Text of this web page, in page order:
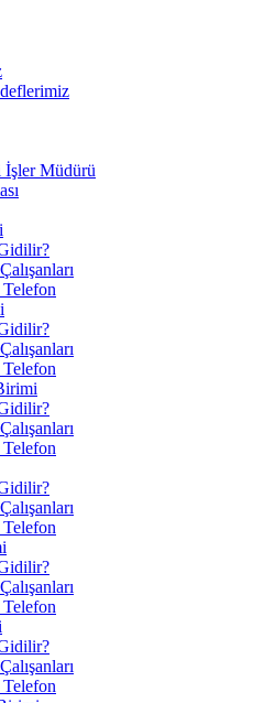
Müdürü